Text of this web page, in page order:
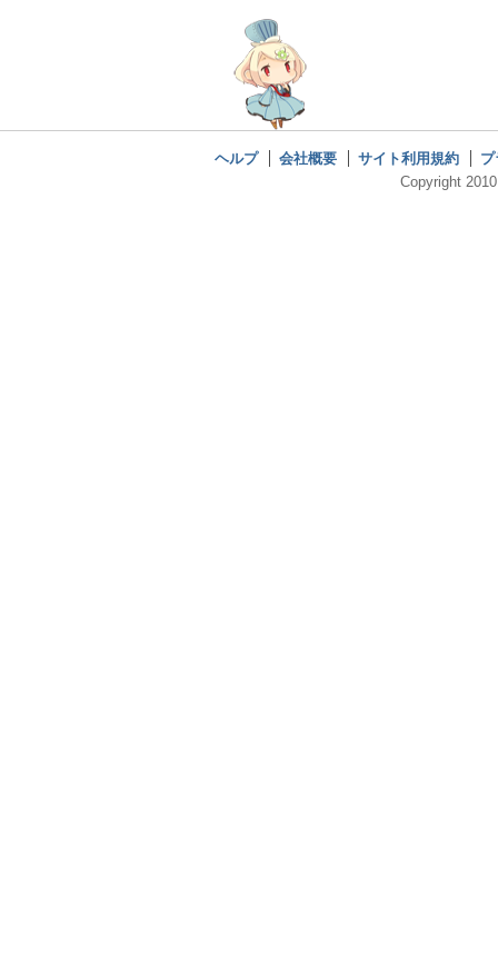
ヘルプ 会社概要 サイト利用規約
Copyright